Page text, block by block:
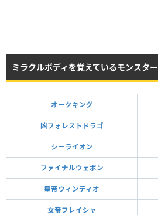
ミラクルボディを覚えているモンスター
オークキング
凶フォレストドラゴ
シーライオン
ファイナルウェポン
皇帝ウィンディオ
女帝フレイシャ